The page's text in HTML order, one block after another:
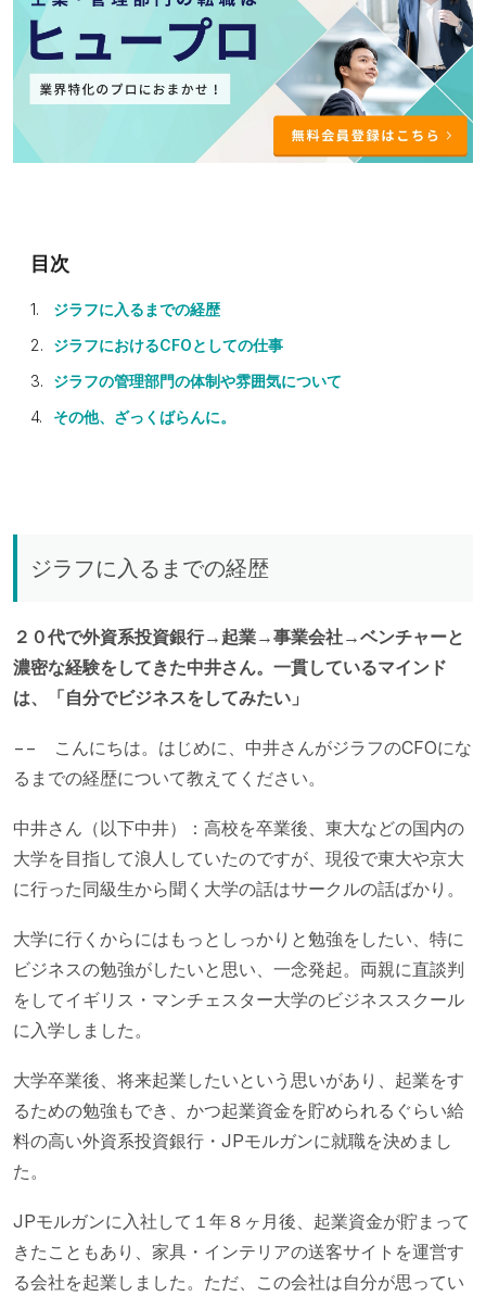
ジラフに入るまでの経歴
ジラフにおけるCFOとしての仕事
ジラフの管理部門の体制や雰囲気について
その他、ざっくばらんに。
ジラフに入るまでの経歴
２０代で外資系投資銀行→起業→事業会社→ベンチャーと
濃密な経験をしてきた中井さん。一貫しているマインド
は、「自分でビジネスをしてみたい」
−− こんにちは。はじめに、中井さんがジラフのCFOにな
るまでの経歴について教えてください。
中井さん（以下中井）：高校を卒業後、東大などの国内の
大学を目指して浪人していたのですが、現役で東大や京大
に行った同級生から聞く大学の話はサークルの話ばかり。
大学に行くからにはもっとしっかりと勉強をしたい、特に
ビジネスの勉強がしたいと思い、一念発起。両親に直談判
をしてイギリス・マンチェスター大学のビジネススクール
に入学しました。
大学卒業後、将来起業したいという思いがあり、起業をす
るための勉強もでき、かつ起業資金を貯められるぐらい給
料の高い外資系投資銀行・JPモルガンに就職を決めまし
た。
JPモルガンに入社して１年８ヶ月後、起業資金が貯まって
きたこともあり、家具・インテリアの送客サイトを運営す
る会社を起業しました。ただ、この会社は自分が思ってい